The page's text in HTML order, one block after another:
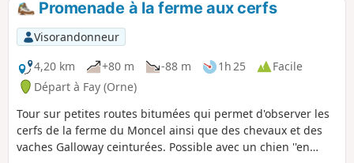
Promenade à la ferme aux cerfs
Visorandonneur
4,20 km
+80 m -88 m 1h 25
Facile
Départ à Fay (Orne)
Tour sur petites routes bitumées qui permet d'observer les
cerfs de la ferme du Moncel ainsi que des chevaux et des
vaches Galloway ceinturées. Possible avec un chien ''en